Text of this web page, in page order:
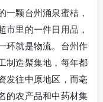
一颗台州涌泉蜜桔，
市里的一件日用品，
环就是物流。台州作
制造聚集地，每年都
发往中原地区，而亳
的农产品和中药材集